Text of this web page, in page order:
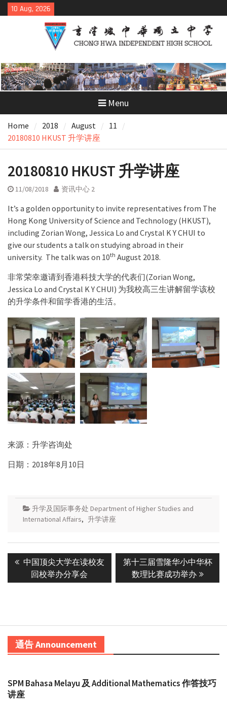
Skip
to
10 Aug, 2026
Menu
Home 2018 August
11
20180810 HKUST 升学讲座
20180810 HKUST 升学讲座
11/08/2018 资讯中心 2
It’s a golden opportunity to invite representatives from The
Hong Kong University of Science and Technology (HKUST),
including Zorian Wong, Jessica Lo and Crystal K Y CHUI to
give our students a talk on studying abroad in their
university. The talk was on 10th August 2018.
非常荣幸邀请到香港科技大学的代表们(Zorian Wong,
Jessica Lo and Crystal K Y CHUI) 为我校高三生讲解留学该校
的升学条件和留学香港的生活。
来源：升学咨询处
日期：2018年8月10日
升学及国际事务处 Department of Higher Studies and
International Affairs, 升学讲座
Post
navigation
Previous
post:
中国顶尖大学在读校友
回校举办分享会
Next
post:
第十三届雪隆华小中华杯
数理比赛成功举办
通告 Announcement
SPM Bahasa Melayu 及 Additional Mathematics 作答技巧
讲座